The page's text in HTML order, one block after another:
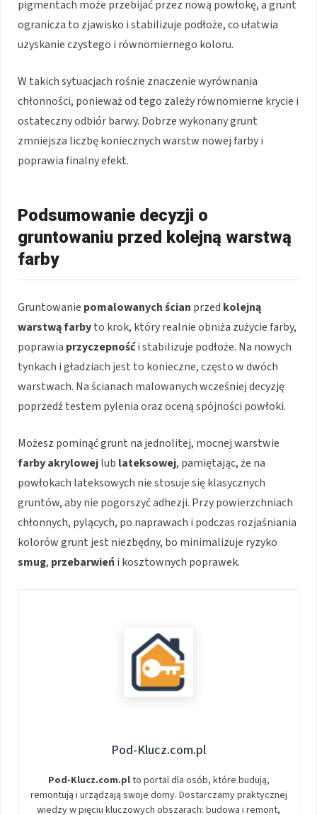
pigmentach może przebijać przez nową powłokę, a grunt
ogranicza to zjawisko i stabilizuje podłoże, co ułatwia
uzyskanie czystego i równomiernego koloru.
W takich sytuacjach rośnie znaczenie wyrównania
chłonności, ponieważ od tego zależy równomierne krycie i
ostateczny odbiór barwy. Dobrze wykonany grunt
zmniejsza liczbę koniecznych warstw nowej farby i
poprawia finalny efekt.
Podsumowanie decyzji o
gruntowaniu przed kolejną warstwą
farby
Gruntowanie pomalowanych ścian przed kolejną
warstwą farbyto krok, który realnie obniża zużycie farby,
poprawia przyczepnośći stabilizuje podłoże. Na nowych
tynkach i gładziach jest to konieczne, często w dwóch
warstwach. Na ścianach malowanych wcześniej decyzję
poprzedź testem pylenia oraz oceną spójności powłoki.
Możesz pominąć grunt na jednolitej, mocnej warstwie
farby akrylowejlub lateksowej, pamiętając, że na
powłokach lateksowych nie stosuje się klasycznych
gruntów, aby nie pogorszyć adhezji. Przy powierzchniach
chłonnych, pylących, po naprawach i podczas rozjaśniania
kolorów grunt jest niezbędny, bo minimalizuje ryzyko
smug, przebarwieńi kosztownych poprawek.
Pod-Klucz.com.pl
Pod-Klucz.com.plto portal dla osób, które budują,
remontują i urządzają swoje domy. Dostarczamy praktycznej
wiedzy w pięciu kluczowych obszarach: budowa i remont,